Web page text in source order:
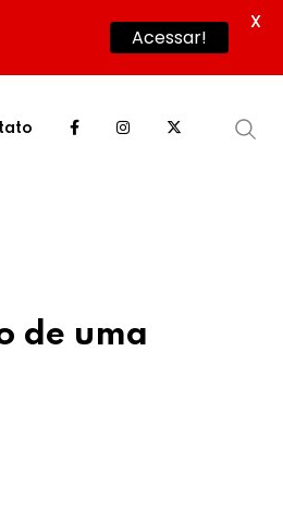
de uma
Acessar!
X